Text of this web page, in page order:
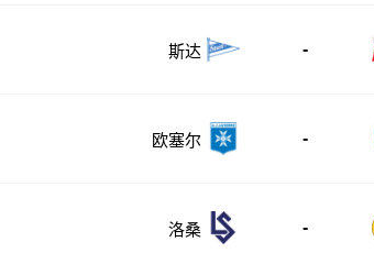
斯达 -
欧塞尔 -
洛桑 -